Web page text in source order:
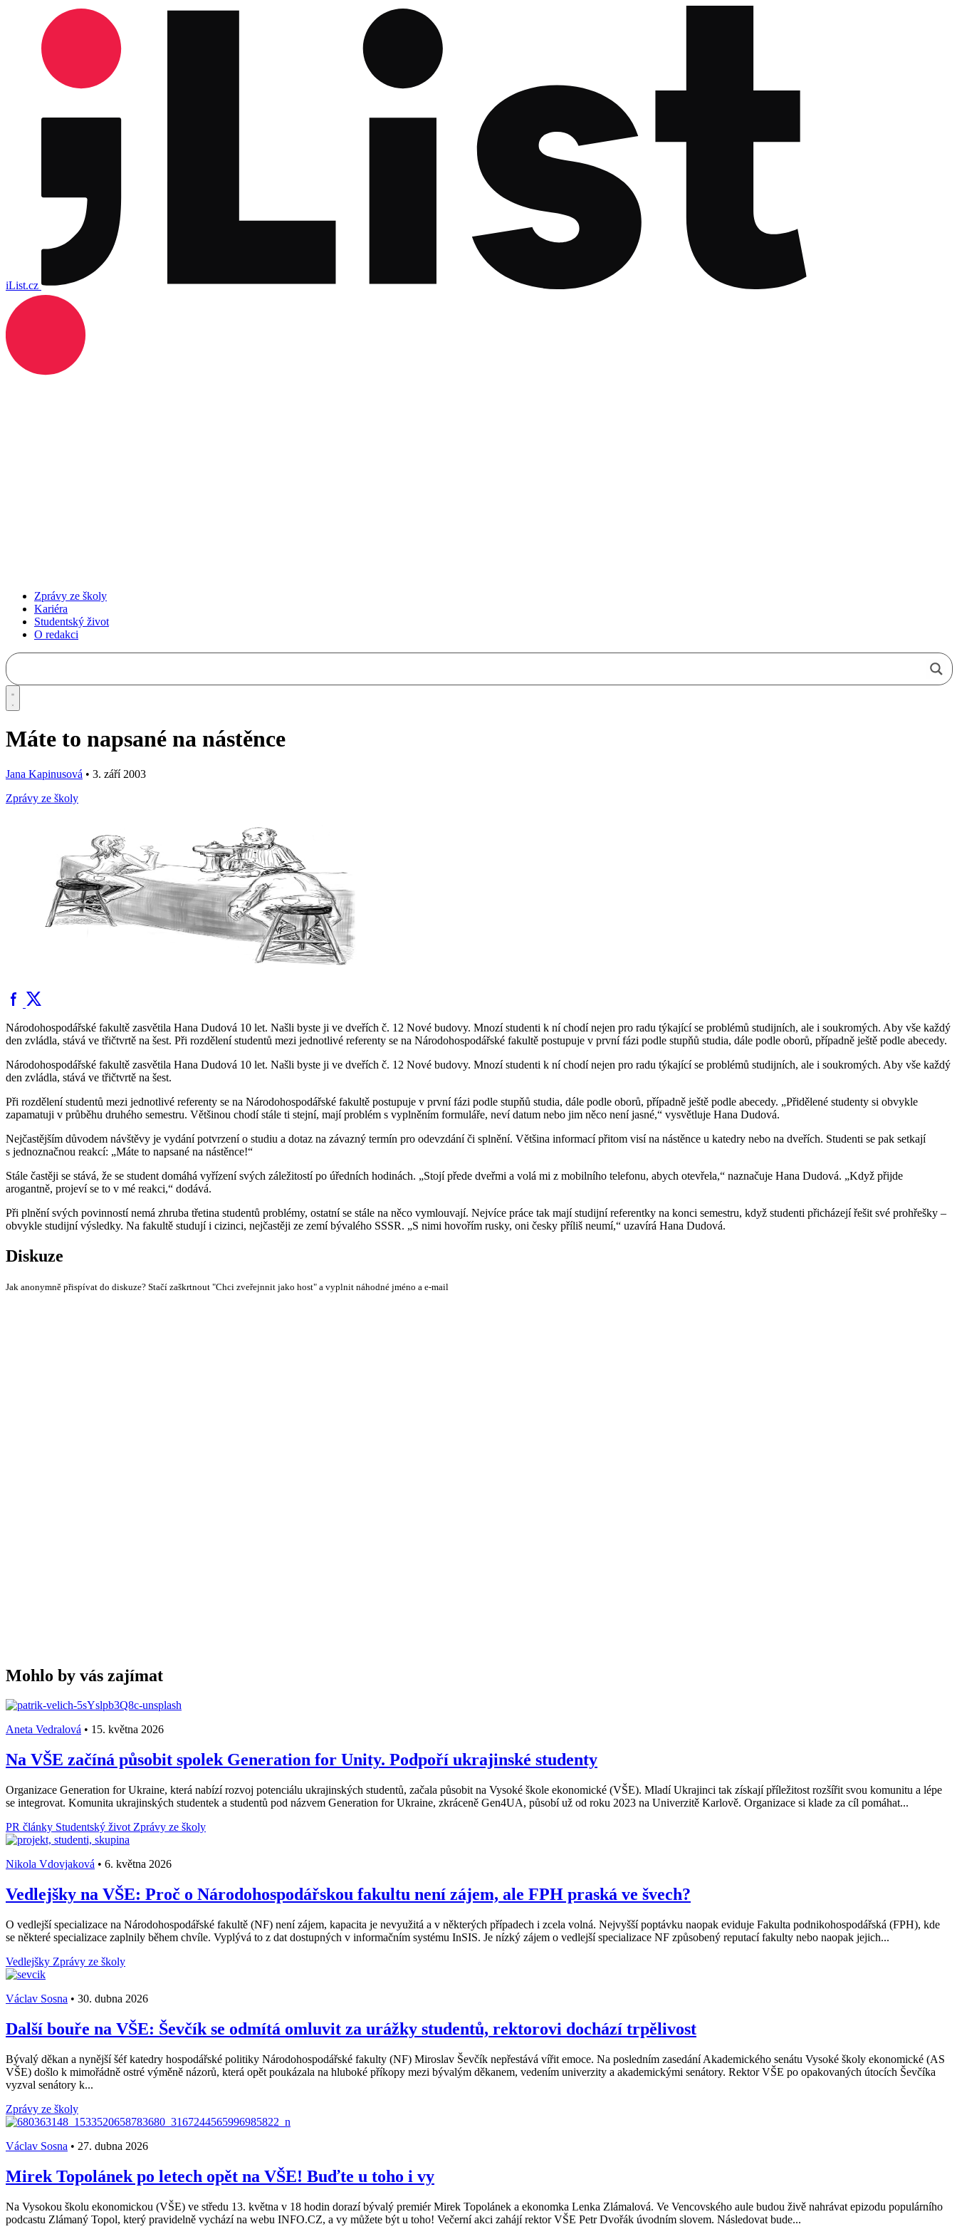
iList.cz
Zprávy ze školy
Kariéra
Studentský život
O redakci
Máte to napsané na nástěnce
Jana Kapinusová • 3. září 2003
Zprávy ze školy
Národohospodářské fakultě zasvětila Hana Dudová 10 let. Našli byste ji ve dveřích č. 12 Nové budovy. Mnozí studenti k ní chodí nejen pro radu týkající se problémů studijních, ale i soukromých. Aby vše každý
den zvládla, stává ve třičtvrtě na šest. Při rozdělení studentů mezi jednotlivé referenty se na Národohospodářské fakultě postupuje v první fázi podle stupňů studia, dále podle oborů, případně ještě podle abecedy.
Národohospodářské fakultě zasvětila Hana Dudová 10 let. Našli byste ji ve dveřích č. 12 Nové budovy. Mnozí studenti k ní chodí nejen pro radu týkající se problémů studijních, ale i soukromých. Aby vše každý
den zvládla, stává ve třičtvrtě na šest.
Při rozdělení studentů mezi jednotlivé referenty se na Národohospodářské fakultě postupuje v první fázi podle stupňů studia, dále podle oborů, případně ještě podle abecedy. „Přidělené studenty si obvykle
zapamatuji v průběhu druhého semestru. Většinou chodí stále ti stejní, mají problém s vyplněním formuláře, neví datum nebo jim něco není jasné,“ vysvětluje Hana Dudová.
Nejčastějším důvodem návštěvy je vydání potvrzení o studiu a dotaz na závazný termín pro odevzdání či splnění. Většina informací přitom visí na nástěnce u katedry nebo na dveřích. Studenti se pak setkají
s jednoznačnou reakcí: „Máte to napsané na nástěnce!“
Stále častěji se stává, že se student domáhá vyřízení svých záležitostí po úředních hodinách. „Stojí přede dveřmi a volá mi z mobilního telefonu, abych otevřela,“ naznačuje Hana Dudová. „Když přijde
arogantně, projeví se to v mé reakci,“ dodává.
Při plnění svých povinností nemá zhruba třetina studentů problémy, ostatní se stále na něco vymlouvají. Nejvíce práce tak mají studijní referentky na konci semestru, když studenti přicházejí řešit své prohřešky –
obvykle studijní výsledky. Na fakultě studují i cizinci, nejčastěji ze zemí bývalého SSSR. „S nimi hovořím rusky, oni česky příliš neumí,“ uzavírá Hana Dudová.
Diskuze
Jak anonymně přispívat do diskuze? Stačí zaškrtnout "Chci zveřejnnit jako host" a vyplnit náhodné jméno a e-mail
Mohlo by vás zajímat
Aneta Vedralová • 15. května 2026
Na VŠE začíná působit spolek Generation for Unity. Podpoří ukrajinské studenty
Organizace Generation for Ukraine, která nabízí rozvoj potenciálu ukrajinských studentů, začala působit na Vysoké škole ekonomické (VŠE). Mladí Ukrajinci tak získají příležitost rozšířit svou komunitu a lépe
se integrovat. Komunita ukrajinských studentek a studentů pod názvem Generation for Ukraine, zkráceně Gen4UA, působí už od roku 2023 na Univerzitě Karlově. Organizace si klade za cíl pomáhat...
PR články Studentský život Zprávy ze školy
Nikola Vdovjaková • 6. května 2026
Vedlejšky na VŠE: Proč o Národohospodářskou fakultu není zájem, ale FPH praská ve švech?
O vedlejší specializace na Národohospodářské fakultě (NF) není zájem, kapacita je nevyužitá a v některých případech i zcela volná. Nejvyšší poptávku naopak eviduje Fakulta podnikohospodářská (FPH), kde
se některé specializace zaplnily během chvíle. Vyplývá to z dat dostupných v informačním systému InSIS. Je nízký zájem o vedlejší specializace NF způsobený reputací fakulty nebo naopak jejich...
Vedlejšky Zprávy ze školy
Václav Sosna • 30. dubna 2026
Další bouře na VŠE: Ševčík se odmítá omluvit za urážky studentů, rektorovi dochází trpělivost
Bývalý děkan a nynější šéf katedry hospodářské politiky Národohospodářské fakulty (NF) Miroslav Ševčík nepřestává vířit emoce. Na posledním zasedání Akademického senátu Vysoké školy ekonomické (AS
VŠE) došlo k mimořádně ostré výměně názorů, která opět poukázala na hluboké příkopy mezi bývalým děkanem, vedením univerzity a akademickými senátory. Rektor VŠE po opakovaných útocích Ševčíka
vyzval senátory k...
Zprávy ze školy
Václav Sosna • 27. dubna 2026
Mirek Topolánek po letech opět na VŠE! Buďte u toho i vy
Na Vysokou školu ekonomickou (VŠE) ve středu 13. května v 18 hodin dorazí bývalý premiér Mirek Topolánek a ekonomka Lenka Zlámalová. Ve Vencovského aule budou živě nahrávat epizodu populárního
podcastu Zlámaný Topol, který pravidelně vychází na webu INFO.CZ, a vy můžete být u toho! Večerní akci zahájí rektor VŠE Petr Dvořák úvodním slovem. Následovat bude...